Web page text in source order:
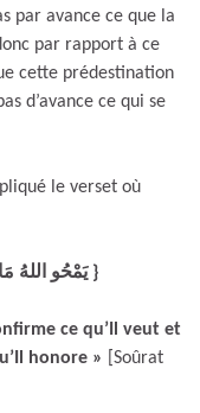
par avance ce que la
par rapport à ce
cette prédestination
d’avance ce qui se
le verset où
{يَمْحُو اللهُ مَا يَشَاء وَيُثْبِتُ وَعِندَهُ أُمُّ الْكِتَابِ }
ce qu’Il veut et
honore »
[Soûrat